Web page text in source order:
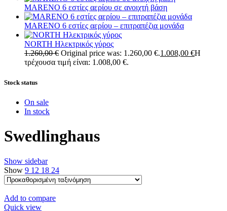
MARENO 6 εστίες αερίου σε ανοιχτή βάση
MARENO 6 εστίες αερίου – επιτραπέζια μονάδα
NORTH Ηλεκτρικός γύρος
1.260,00€ Original price was: 1.260,00 €.1.008,00 €Η
τρέχουσα τιμή είναι: 1.008,00 €.
Stock status
On sale
In stock
Swedlinghaus
Show sidebar
Show 9 12 18 24
Add to compare
Quick view